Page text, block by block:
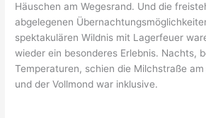
Häuschen am Wegesrand. Und die
abgelegenen
spektakulären Wildnis mit Lagerfeuer
wieder ein besonderes Erlebnis. Nachts,
Temperaturen, schien die Milchstraße
und der Vollmond war inklusive.